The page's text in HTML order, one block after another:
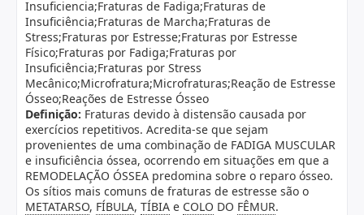
Insuficiencia;Fraturas de Fadiga;Fraturas de
Insuficiência;Fraturas de Marcha;Fraturas de
Stress;Fraturas por Estresse;Fraturas por Estresse
Físico;Fraturas por Fadiga;Fraturas por
Insuficiência;Fraturas por Stress
Mecânico;Microfratura;Microfraturas;Reação de Estresse
Ósseo;Reações de Estresse Ósseo
Definição: Fraturas devido à distensão causada por
exercícios repetitivos. Acredita-se que sejam
provenientes de uma combinação de FADIGA MUSCULAR
e insuficiência óssea, ocorrendo em situações em que a
REMODELAÇÃO ÓSSEA predomina sobre o reparo ósseo.
Os sítios mais comuns de fraturas de estresse são o
METATARSO, FÍBULA, TÍBIA e COLO DO FÊMUR.